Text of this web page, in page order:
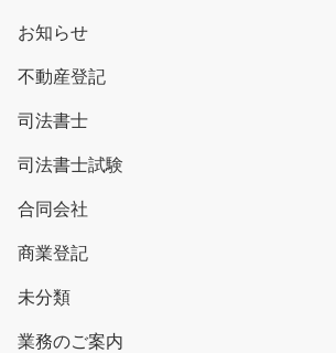
お知らせ
不動産登記
司法書士
司法書士試験
合同会社
商業登記
未分類
業務のご案内